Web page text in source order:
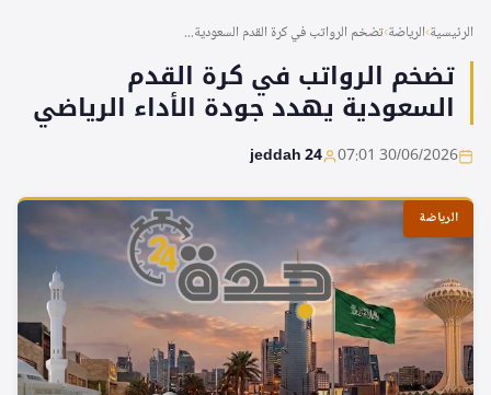
الرئيسية›الرياضة›تضخم الرواتب في كرة القدم السعودية...
تضخم الرواتب في كرة القدم
السعودية يهدد جودة الأداء الرياضي
30/06/2026 07:01
jeddah 24
الرياضة